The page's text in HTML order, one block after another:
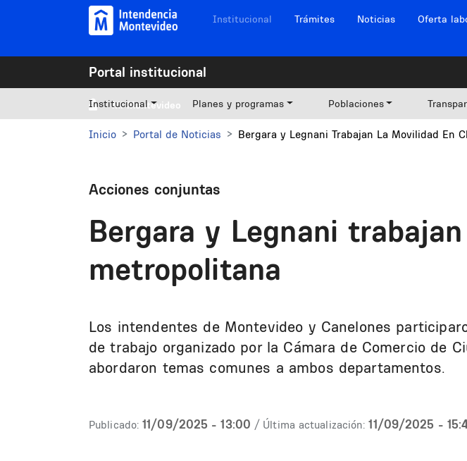
Pasar al contenido principal Navegación sitios
Institucional Trámites Noticias Oferta
Portal institucional
Mi Montevideo
Institucional Planes y programas Poblaciones
Inicio Portal de Noticias Bergara y Legnani Trabajan La Movilidad En
Acciones conjuntas
Bergara y Legnani
metropolitana
Los intendentes de Montevideo y Canelones
de trabajo organizado por la Cámara de Comercio de
abordaron temas comunes a ambos departamentos.
Publicado: 11/09/2025 - 13:00 / Última actualización: 11/09/2025 -